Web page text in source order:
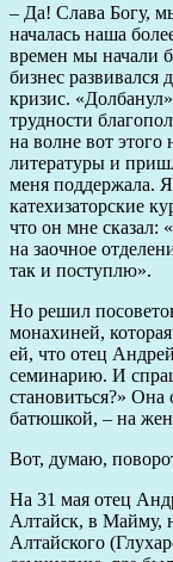
– Да! Слава Богу,
началась наша
времен мы начали
бизнес развивался
кризис.
трудности
на волне вот этого
литературы и
меня поддержала.
катехизаторские
что он мне сказал:
на заочное
так и поступлю».
Но решил
монахиней,
ей, что отец
семинарию. И
становиться?»
батюшкой, – на
Вот, думаю,
На 31 мая отец
Алтайск, в Майму,
Алтайского